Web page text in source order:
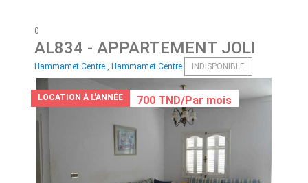
0
AL834 - APPARTEMENT JOLI
Hammamet Centre , Hammamet Centre INDISPONIBLE
LOCATION À L'ANNÉE 700 TND/Par mois